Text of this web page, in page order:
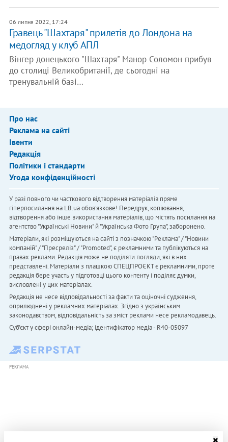
06 липня 2022, 17:24
Гравець "Шахтаря" прилетів до Лондона на
медогляд у клуб АПЛ
Вінгер донецького "Шахтаря" Манор Соломон прибув
до столиці Великобританії, де сьогодні на
тренувальній базі…
Про нас
Реклама на сайті
Івенти
Редакція
Політики і стандарти
Угода конфіденційності
У разі повного чи часткового відтворення матеріалів пряме
гіперпосилання на LB.ua обов'язкове! Передрук, копіювання,
відтворення або інше використання матеріалів, що містять посилання на
агентство "Українськi Новини" й "Українська Фото Група", заборонено.
Матеріали, які розміщуються на сайті з позначкою "Реклама" / "Новини
компаній" / "Пресреліз" / "Promoted", є рекламними та публікуються на
правах реклами. Редакція може не поділяти погляди, які в них
представлені. Матеріали з плашкою СПЕЦПРОЄКТ є рекламними, проте
редакція бере участь у підготовці цього контенту і поділяє думки,
висловлені у цих матеріалах.
Редакція не несе відповідальності за факти та оціночні судження,
оприлюднені у рекламних матеріалах. Згідно з українським
законодавством, відповідальність за зміст реклами несе рекламодавець.
Cуб'єкт у сфері онлайн-медіа; ідентифікатор медіа - R40-05097
РЕКЛАМА